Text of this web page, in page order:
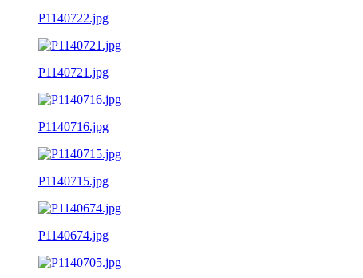
P1140722.jpg
P1140721.jpg
P1140716.jpg
P1140715.jpg
P1140674.jpg